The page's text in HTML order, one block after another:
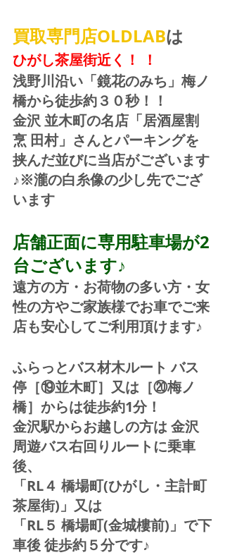
買取専門店OLDLABは
ひがし茶屋街近く！ ！
浅野川沿い「鏡花のみち」梅ノ
橋から徒歩約３０秒！！
金沢 並木町の名店「居酒屋割
烹 田村」さんとパーキングを
挟んだ並びに当店がございます
♪※瀧の白糸像の少し先でござ
います
店舗正面に専用駐車場が2
台ございます♪
遠方の方・お荷物の多い方・女
性の方やご家族様でお車でご来
店も安心してご利用頂けます♪
ふらっとバス材木ルート バス
停［⑲並木町］又は［⑳梅ノ
橋］からは徒歩約1分！
金沢駅からお越しの方は 金沢
周遊バス右回りルートに乗車
後、
「RL４ 橋場町(ひがし・主計町
茶屋街)」又は
「RL５ 橋場町(金城樓前)」で下
車後 徒歩約５分です♪